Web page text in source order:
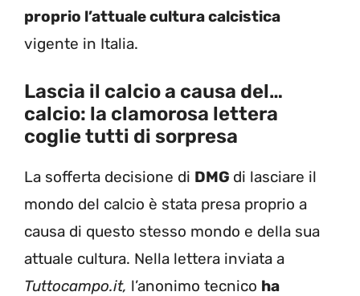
proprio l’attuale cultura calcistica
vigente in Italia.
Lascia il calcio a causa del…
calcio: la clamorosa lettera
coglie tutti di sorpresa
La sofferta decisione di DMG di lasciare il
mondo del calcio è stata presa proprio a
causa di questo stesso mondo e della sua
attuale cultura. Nella lettera inviata a
Tuttocampo.it, l’anonimo tecnico ha